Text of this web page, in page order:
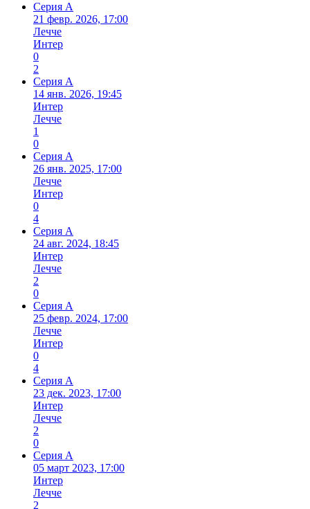
Серия А
21 февр. 2026, 17:00
Лечче
Интер
0
2
Серия А
14 янв. 2026, 19:45
Интер
Лечче
1
0
Серия А
26 янв. 2025, 17:00
Лечче
Интер
0
4
Серия А
24 авг. 2024, 18:45
Интер
Лечче
2
0
Серия А
25 февр. 2024, 17:00
Лечче
Интер
0
4
Серия А
23 дек. 2023, 17:00
Интер
Лечче
2
0
Серия А
05 март 2023, 17:00
Интер
Лечче
2